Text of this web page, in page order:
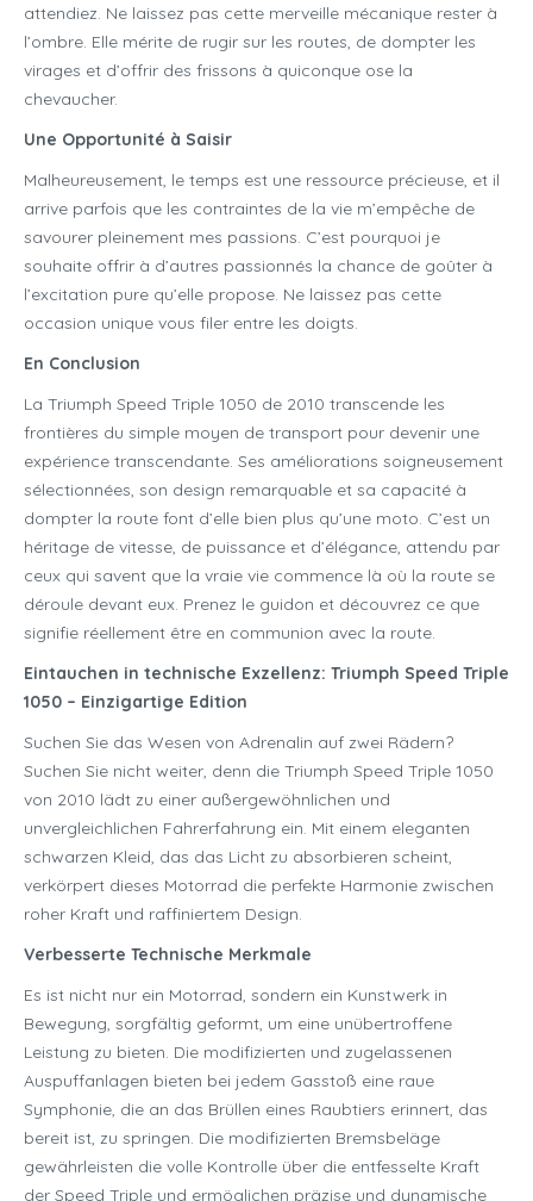
attendiez. Ne laissez pas cette merveille mécanique rester à
l’ombre. Elle mérite de rugir sur les routes, de dompter les
virages et d’offrir des frissons à quiconque ose la
chevaucher.
Une Opportunité à Saisir
Malheureusement, le temps est une ressource précieuse, et il
arrive parfois que les contraintes de la vie m’empêche de
savourer pleinement mes passions. C’est pourquoi je
souhaite offrir à d’autres passionnés la chance de goûter à
l’excitation pure qu’elle propose. Ne laissez pas cette
occasion unique vous filer entre les doigts.
En Conclusion
La Triumph Speed Triple 1050 de 2010 transcende les
frontières du simple moyen de transport pour devenir une
expérience transcendante. Ses améliorations soigneusement
sélectionnées, son design remarquable et sa capacité à
dompter la route font d’elle bien plus qu’une moto. C’est un
héritage de vitesse, de puissance et d’élégance, attendu par
ceux qui savent que la vraie vie commence là où la route se
déroule devant eux. Prenez le guidon et découvrez ce que
signifie réellement être en communion avec la route.
Eintauchen in technische Exzellenz: Triumph Speed Triple
1050 – Einzigartige Edition
Suchen Sie das Wesen von Adrenalin auf zwei Rädern?
Suchen Sie nicht weiter, denn die Triumph Speed Triple 1050
von 2010 lädt zu einer außergewöhnlichen und
unvergleichlichen Fahrerfahrung ein. Mit einem eleganten
schwarzen Kleid, das das Licht zu absorbieren scheint,
verkörpert dieses Motorrad die perfekte Harmonie zwischen
roher Kraft und raffiniertem Design.
Verbesserte Technische Merkmale
Es ist nicht nur ein Motorrad, sondern ein Kunstwerk in
Bewegung, sorgfältig geformt, um eine unübertroffene
Leistung zu bieten. Die modifizierten und zugelassenen
Auspuffanlagen bieten bei jedem Gasstoß eine raue
Symphonie, die an das Brüllen eines Raubtiers erinnert, das
bereit ist, zu springen. Die modifizierten Bremsbeläge
gewährleisten die volle Kontrolle über die entfesselte Kraft
der Speed Triple und ermöglichen präzise und dynamische